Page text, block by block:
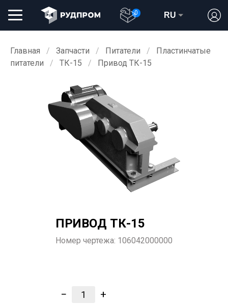
0 RU
Главная Запчасти Питатели
Пластинчатые
питатели
ТК-15 Привод ТК-15
ПРИВОД ТК-15
Номер чертежа: 106042000000
− 1 +